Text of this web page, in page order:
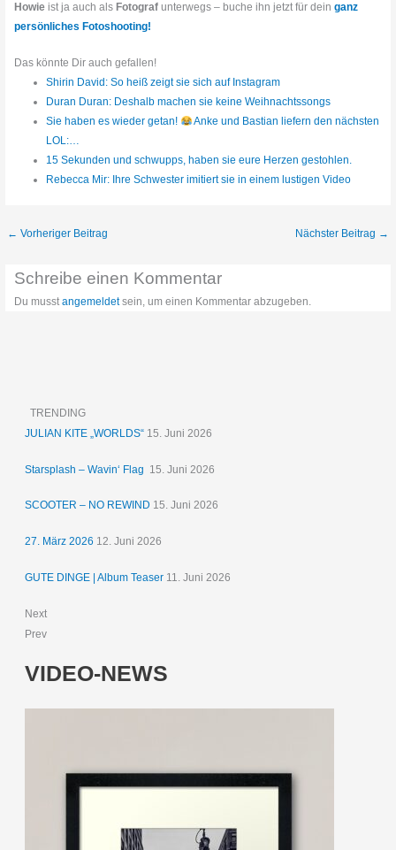
Howie ist ja auch als Fotograf unterwegs – buche ihn jetzt für deinganz
persönliches Fotoshooting!
Das könnte Dir auch gefallen!
Shirin David: So heiß zeigt sie sich auf Instagram
Duran Duran: Deshalb machen sie keine Weihnachtssongs
Sie haben es wieder getan!
Anke und Bastian liefern den nächsten
LOL:…
15 Sekunden und schwupps, haben sie eure Herzen gestohlen.
Rebecca Mir: Ihre Schwester imitiert sie in einem lustigen Video
← Vorheriger Beitrag Nächster Beitrag →
Schreibe einen Kommentar
Du musstangemeldetsein, um einen Kommentar abzugeben.
TRENDING
JULIAN KITE „WORLDS“ 15. Juni 2026
Starsplash – Wavin‘ Flag 15. Juni 2026
SCOOTER – NO REWIND 15. Juni 2026
27. März 2026 12. Juni 2026
GUTE DINGE | Album Teaser 11. Juni 2026
Next
Prev
VIDEO-NEWS